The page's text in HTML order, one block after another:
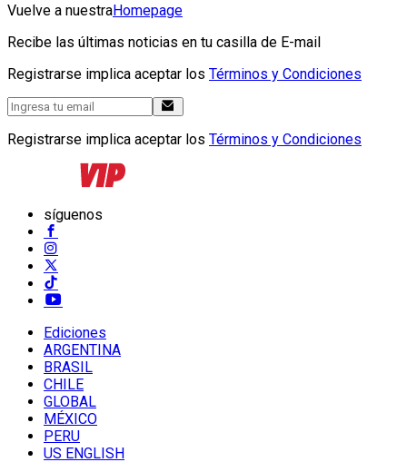
Vuelve a nuestraHomepage
Recibe las últimas noticias en tu casilla de E-mail
Registrarse implica aceptar los Términos y Condiciones
Registrarse implica aceptar los Términos y Condiciones
síguenos
Ediciones
ARGENTINA
BRASIL
CHILE
GLOBAL
MÉXICO
PERU
US ENGLISH